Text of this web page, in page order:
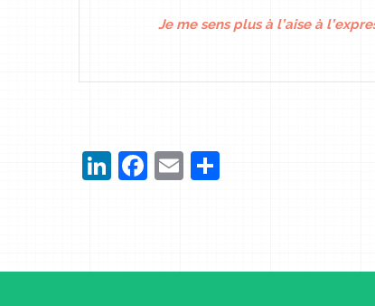
Je me sens plus à l’aise à
LinkedIn
Facebook
Email